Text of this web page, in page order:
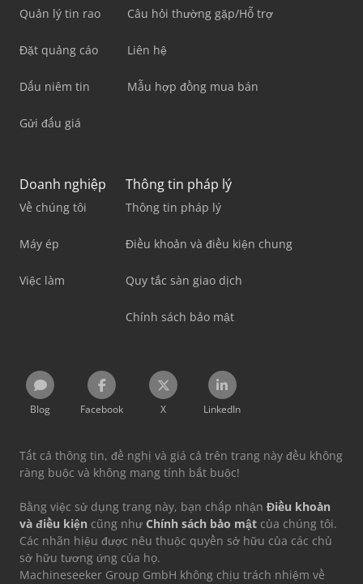
Quản lý tin rao
Đặt quảng cáo
Dấu niêm tin
Gửi đấu giá
Câu hỏi thường gặp/Hỗ trợ
Liên hệ
Mẫu hợp đồng mua bán
Doanh nghiệp
Về chúng tôi
Máy ép
Việc làm
Thông tin pháp lý
Thông tin pháp lý
Điều khoản và điều kiện chung
Quy tắc sàn giao dịch
Chính sách bảo mật
Blog Facebook X LinkedIn
Tất cả thông tin, đề nghị và giá cả trên trang này đều không
ràng buộc và không mang tính bắt buộc!
Bằng việc sử dụng trang này, bạn chấp nhận Điều khoản
và điều kiện cũng như Chính sách bảo mật của chúng tôi.
Các nhãn hiệu được nêu thuộc quyền sở hữu của các chủ
sở hữu tương ứng của họ.
Machineseeker Group GmbH không chịu trách nhiệm về